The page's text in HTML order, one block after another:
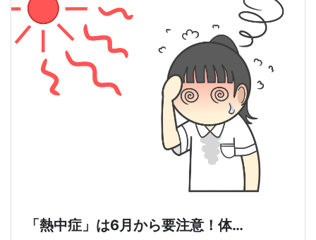
「熱中症」は6月から要注意！体…